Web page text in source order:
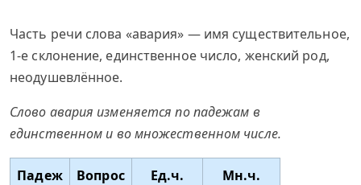
Часть речи слова «авария» — имя существительное,
1-е склонение, единственное число, женский род,
неодушевлённое.
Слово авария изменяется по падежам в
единственном и во множественном числе.
Падеж Вопрос Ед.ч.
Мн.ч.